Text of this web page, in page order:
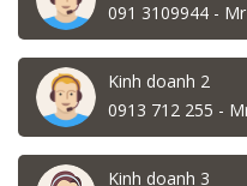
091 3109944 -
Kinh doanh 2
0913 712 255 -
Kinh doanh 3